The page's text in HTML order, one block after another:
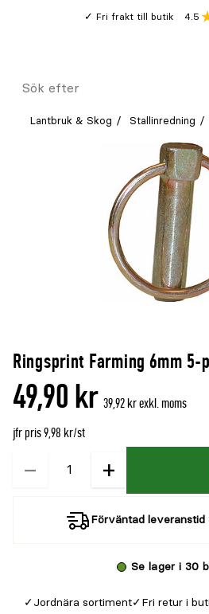
Fri frakt till butik 4.5
Meny
Sök
Lantbruk & Skog Stallinredning
Ringsprint Farming 6mm 5-p
49,90 kr 39,92 kr exkl. moms
jfr pris 9,98 kr/st
−
Kvantitet +
Förväntad leveranstid
Se lager i 30
Jordnära sortiment Fri retur i